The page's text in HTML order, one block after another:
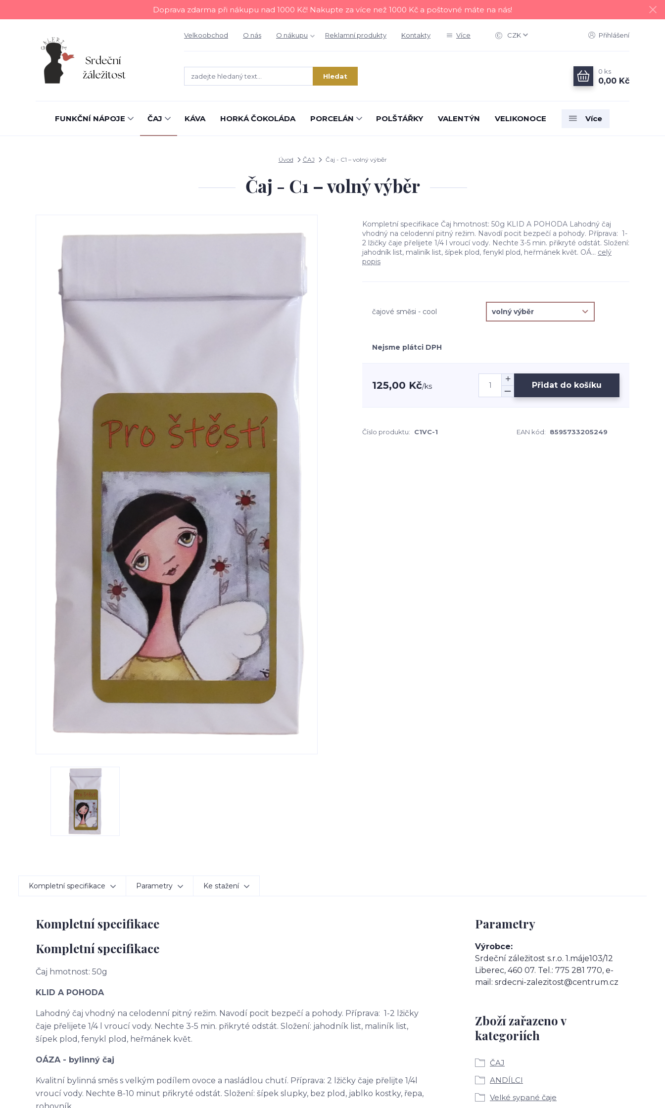
Doprava zdarma při nákupu nad 1000 Kč! Nakupte za více než 1000 Kč a poštovné máte na nás!
Velkoobchod O nás O nákupu Reklamní produkty Kontakty Více CZK Přihlášení
Hledat
0 ks
0,00 Kč
FUNKČNÍ NÁPOJE ČAJ KÁVA HORKÁ ČOKOLÁDA PORCELÁN POLŠTÁŘKY VALENTÝN VELIKONOCE Více
Úvod ČAJ Čaj - C1 – volný výběr
Čaj - C1 – volný výběr
Kompletní specifikace Čaj hmotnost: 50g KLID A POHODA Lahodný čaj
vhodný na celodenní pitný režim. Navodí pocit bezpečí a pohody. Příprava: 1-
2 lžičky čaje přelijete 1/4 l vroucí vody. Nechte 3-5 min. přikryté odstát. Složení:
jahodník list, maliník list, šípek plod, fenykl plod, heřmánek květ. OÁ... celý
popis
čajové směsi - cool
Nejsme plátci DPH
125,00 Kč/ks Přidat do košíku
Číslo produktu: C1VC-1 EAN kód: 8595733205249
Kompletní specifikace Parametry Ke stažení
Kompletní specifikace
Kompletní specifikace
Čaj hmotnost: 50g
KLID A POHODA
Lahodný čaj vhodný na celodenní pitný režim. Navodí pocit bezpečí a pohody. Příprava: 1-2 lžičky
čaje přelijete 1/4 l vroucí vody. Nechte 3-5 min. přikryté odstát. Složení: jahodník list, maliník list,
šípek plod, fenykl plod, heřmánek květ.
OÁZA - bylinný čaj
Kvalitní bylinná směs s velkým podílem ovoce a nasládlou chutí. Příprava: 2 lžičky čaje přelijte 1/4l
vroucí vody. Nechte 8-10 minut přikryté odstát. Složení: šípek slupky, bez plod, jablko kostky, řepa,
Parametry
Výrobce
Srdeční záležitost s.r.o. 1.máje103/12
Liberec, 460 07. Tel.: 775 281 770, e-
mail: srdecni-zalezitost@centrum.cz
Zboží zařazeno v
kategoriích
ČAJ
ANDÍLCI
Velké sypané čaje